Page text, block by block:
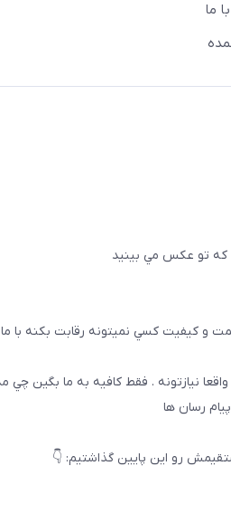
ما
كه تو عكس مي بينيد
و كيفيت كسي نميتونه رقابت بكنه با ما
نيازتونه . فقط كافيه به ما بگين
رسان ها
رو این پایین گذاشتیم: 👇